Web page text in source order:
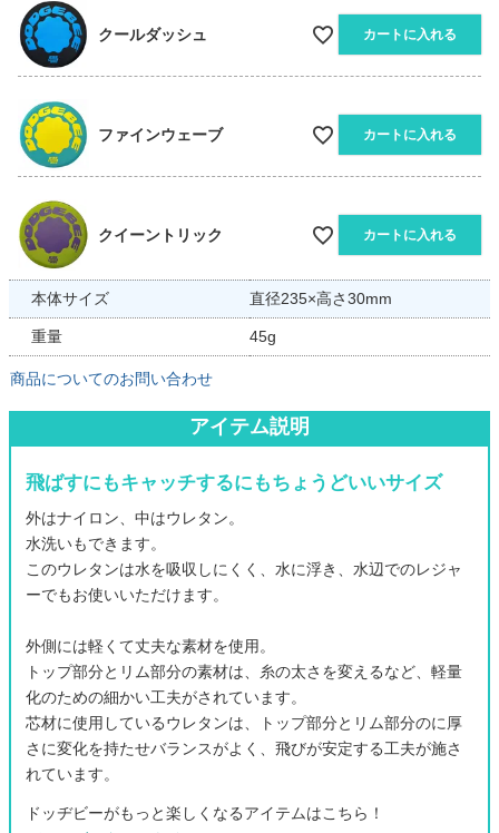
アイテム説明
飛ばすにもキャッチするにもちょうどいいサイズ
外はナイロン、中はウレタン。
水洗いもできます。
このウレタンは水を吸収しにくく、水に浮き、水辺でのレジャ
ーでもお使いいただけます。
外側には軽くて丈夫な素材を使用。
トップ部分とリム部分の素材は、糸の太さを変えるなど、軽量
化のための細かい工夫がされています。
芯材に使用しているウレタンは、トップ部分とリム部分のに厚
さに変化を持たせバランスがよく、飛びが安定する工夫が施さ
れています。
ドッヂビーがもっと楽しくなるアイテムはこちら！
クールダッシュ カートに入れる
ファインウェーブ カートに入れる
クイーントリック カートに入れる
本体サイズ 直径235×高さ30mm
重量 45g
商品についてのお問い合わせ